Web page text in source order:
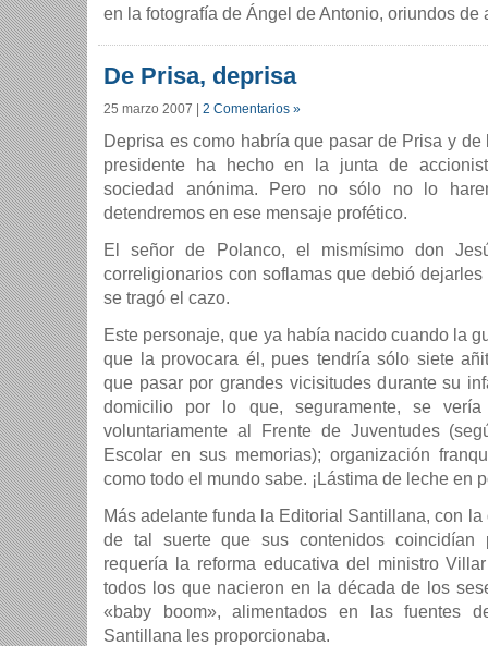
en la fotografí­a de Ángel de Antonio, oriundos
De Prisa, deprisa
25 marzo 2007 2 Comentarios »
Deprisa es como habrí­a que pasar de Prisa y
presidente ha hecho en la junta de
sociedad anónima. Pero no sólo no lo
detendremos en ese mensaje profético.
El señor de Polanco, el mismí­simo don
correligionarios con soflamas que debió
se tragó el cazo.
Este personaje, que ya habí­a nacido cuando la
que la provocara él, pues tendrí­a sólo siete
que pasar por grandes vicisitudes durante su
domicilio por lo que, seguramente, se
voluntariamente al Frente de Juventudes
Escolar en sus memorias); organización
como todo el mundo sabe. ¡Lástima de leche en
Más adelante funda la Editorial Santillana, con
de tal suerte que sus contenidos coincidí­an
requerí­a la reforma educativa del ministro
todos los que nacieron en la década de los
«baby boom», alimentados en las fuentes
Santillana les proporcionaba.